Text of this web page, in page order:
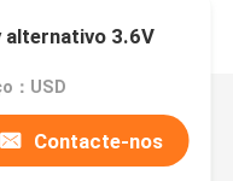
alternativo 3.6V
：USD
Contacte-nos